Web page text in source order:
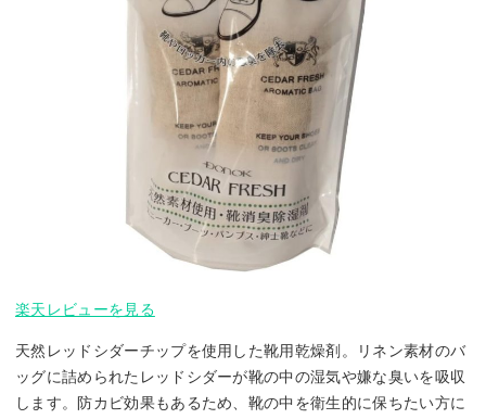
楽天レビューを見る
天然レッドシダーチップを使用した靴用乾燥剤。リネン素材のバ
ッグに詰められたレッドシダーが靴の中の湿気や嫌な臭いを吸収
します。防カビ効果もあるため、靴の中を衛生的に保ちたい方に